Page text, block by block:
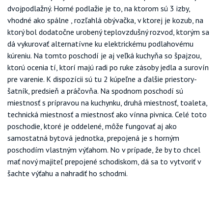
dvojpodlažný. Horné podlažie je to, na ktorom sú 3 izby,
vhodné ako spálne , rozľahlá obývačka, v ktorej je kozub, na
ktorý bol dodatočne urobený teplovzdušný rozvod, ktorým sa
dá vykurovať alternatívne ku elektrickému podlahovému
kúreniu. Na tomto poschodí je aj veľká kuchyňa so špajzou,
ktorú ocenia tí, ktorí majú radi po ruke zásoby jedla a surovín
pre varenie. K dispozícii sú tu 2 kúpeľne a ďalšie priestory-
šatník, predsieň a práčovňa. Na spodnom poschodí sú
miestnosť s prípravou na kuchynku, druhá miestnosť, toaleta,
technická miestnosť a miestnosť ako vínna pivnica. Celé toto
poschodie, ktoré je oddelené, môže fungovať aj ako
samostatná bytová jednotka, prepojená je s horným
poschodím vlastným výťahom. No v prípade, že by to chcel
mať nový majiteľ prepojené schodiskom, dá sa to vytvoriť v
šachte výťahu a nahradiť ho schodmi.